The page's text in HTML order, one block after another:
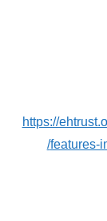
https://